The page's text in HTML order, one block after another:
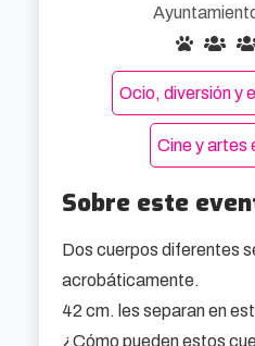
Ocio, diversión y
Cine y artes
Sobre este
Dos cuerpos diferentes
acrobáticamente.
42 cm. les separan en
¿Cómo pueden estos